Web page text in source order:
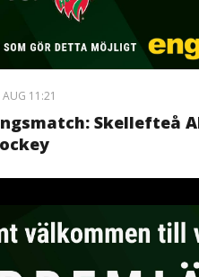
11:21
Skellefteå